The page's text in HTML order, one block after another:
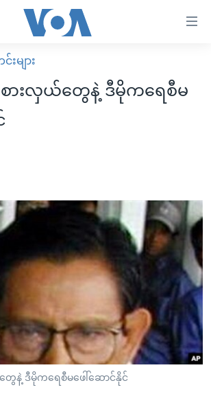
င်း
ခု အလွန်
ယ်
စာ
စာ
ပ်စာ
ျက်အလက်များ
ဉ်
ား
များ
းလှယ်တွေနဲ့ ဒီမိုကရေစီမ
နဲ့ ဒီမိုကရေစီမဖေါ်ဆောင်နိုင်